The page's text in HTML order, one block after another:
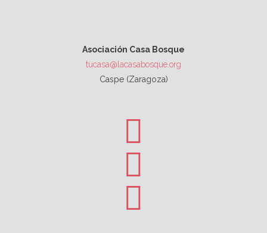
Asociación Casa Bosque
tucasa@lacasabosque.org
Caspe (Zaragoza)